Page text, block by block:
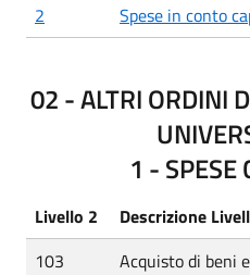
2
Spese in conto
02 - ALTRI ORDINI
1 - SPESE
Livello 2 Descrizione
103
Acquisto di beni